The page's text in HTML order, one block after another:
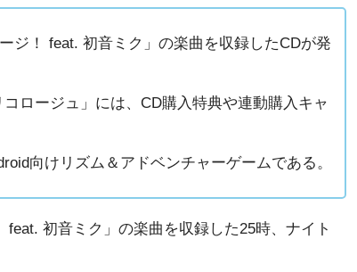
ジ！ feat. 初音ミク」の楽曲を収録したCDが発
ロージュ」には、CD購入特典や連動購入キャ
向けリズム＆アドベンチャーゲームである。
feat. 初音ミク」の楽曲を収録した25時、ナイト